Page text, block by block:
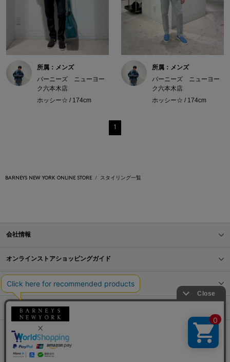
所属：メンズ
バーニーズ ニューヨー
ク六本木店
ホッシー☆ / 174cm
所属：メンズ
バーニーズ ニューヨー
ク六本木店
ホッシー☆ / 174cm
1
BARNEYS NEW YORK ONLINE STORE スタイリング一覧
会社情報
オンラインストアショッピングガイド
店舗情報
サービス